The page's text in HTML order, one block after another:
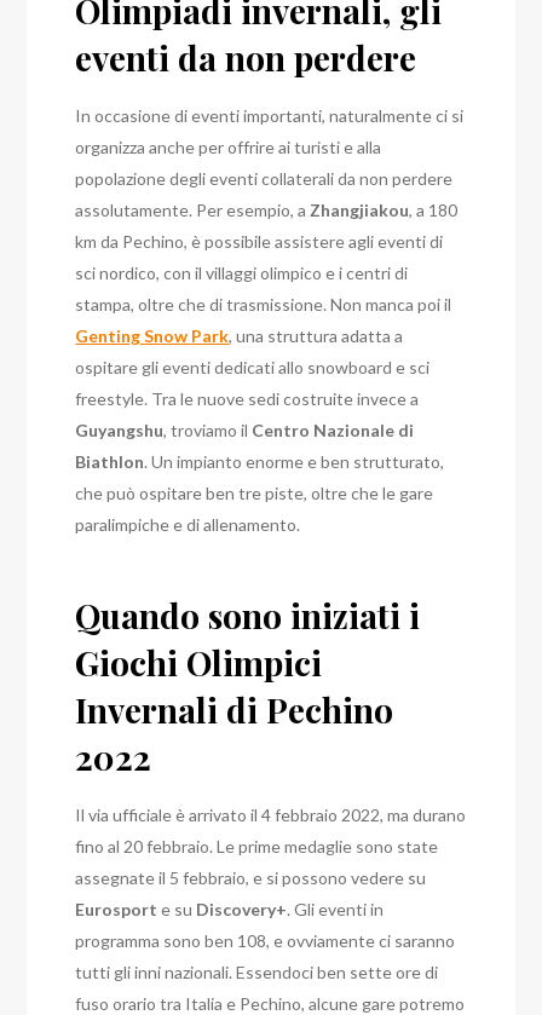
Olimpiadi invernali, gli
eventi da non perdere
In occasione di eventi importanti, naturalmente ci si
organizza anche per offrire ai turisti e alla
popolazione degli eventi collaterali da non perdere
assolutamente. Per esempio, a Zhangjiakou, a 180
km da Pechino, è possibile assistere agli eventi di
sci nordico, con il villaggi olimpico e i centri di
stampa, oltre che di trasmissione.Non manca poi il
Genting Snow Park, una struttura adatta a
ospitare gli eventi dedicati allo snowboard e sci
freestyle. Tra le nuove sedi costruite invece a
Guyangshu, troviamo il Centro Nazionale di
Biathlon. Un impianto enorme e ben strutturato,
che può ospitare ben tre piste, oltre che le gare
paralimpiche e di allenamento.
Quando sono iniziati i
Giochi Olimpici
Invernali di Pechino
2022
Il via ufficiale è arrivato il 4 febbraio 2022, ma durano
fino al 20 febbraio. Le prime medaglie sono state
assegnate il 5 febbraio, e si possono vedere su
Eurosport e su Discovery+. Gli eventi in
programma sono ben 108, e ovviamente ci saranno
tutti gli inni nazionali.Essendoci ben sette ore di
fuso orario tra Italia e Pechino, alcune gare potremo